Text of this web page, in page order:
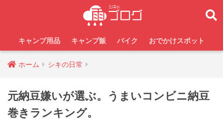
キャンプ用品 キャンプ飯 バイク おでかけスポット
ホーム シキの日常
元納豆嫌いが選ぶ。うまいコンビニ納豆
巻きランキング。